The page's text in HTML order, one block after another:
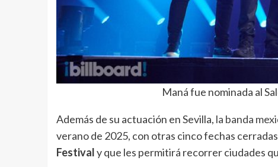
Maná fue nominada al
Además de su actuación en Sevilla, la banda
verano de 2025, con otras cinco fechas
Festivaly que les permitirá recorrer ciudades